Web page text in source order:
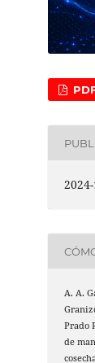
A. A.
Prado
de